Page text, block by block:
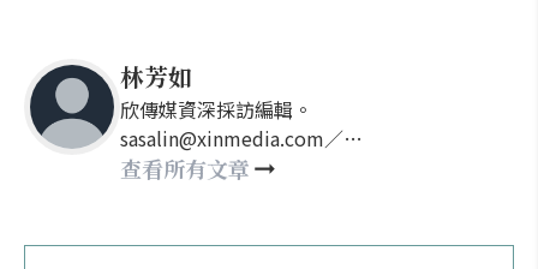
林芳如
欣傳媒資深採訪編輯。
sasalin@xinmedia.com／
happy21917@gmail.com
查看所有文章